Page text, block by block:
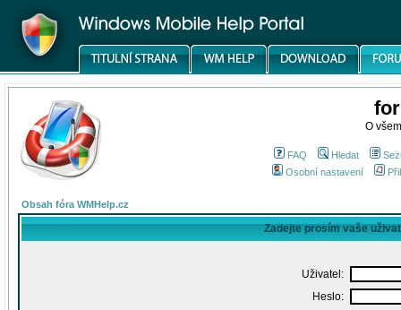
O
FAQ Hledat
Osobní nastavení
Obsah fóra WMHelp.cz
Zadejte prosím vaše
Uživatel:
Heslo: